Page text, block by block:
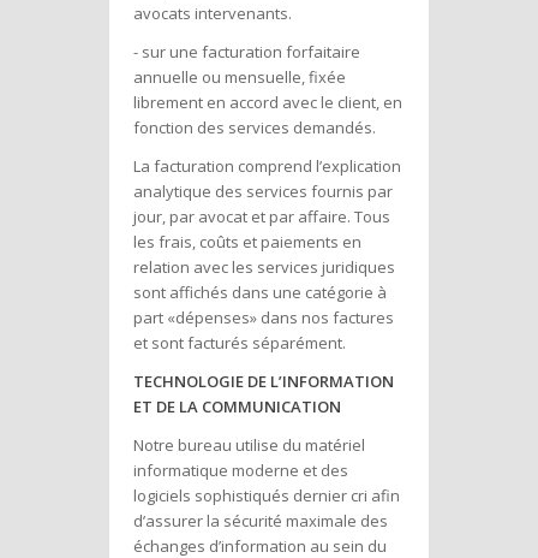
avocats intervenants.
- sur une facturation forfaitaire
annuelle ou mensuelle, fixée
librement en accord avec le client, en
fonction des services demandés.
La facturation comprend l’explication
analytique des services fournis par
jour, par avocat et par affaire. Tous
les frais, coûts et paiements en
relation avec les services juridiques
sont affichés dans une catégorie à
part «dépenses» dans nos factures
et sont facturés séparément.
TECHNOLOGIE DE L’INFORMATION
ET DE LA COMMUNICATION
Notre bureau utilise du matériel
informatique moderne et des
logiciels sophistiqués dernier cri afin
d’assurer la sécurité maximale des
échanges d’information au sein du